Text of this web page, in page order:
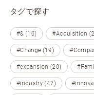
タグで探す
#& (16) #Acquisition
#Change (19)
#expansion (20)
#industry (47)